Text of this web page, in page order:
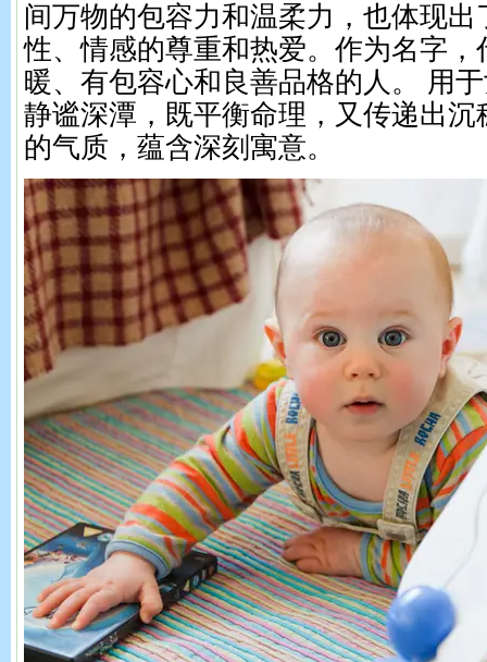
间万物的包容力和温柔力，也体现出
性、情感的尊重和热爱。作为名字，
暖、有包容心和良善品格的人。 用
静谧深潭，既平衡命理，又传递出沉
的气质，蕴含深刻寓意。